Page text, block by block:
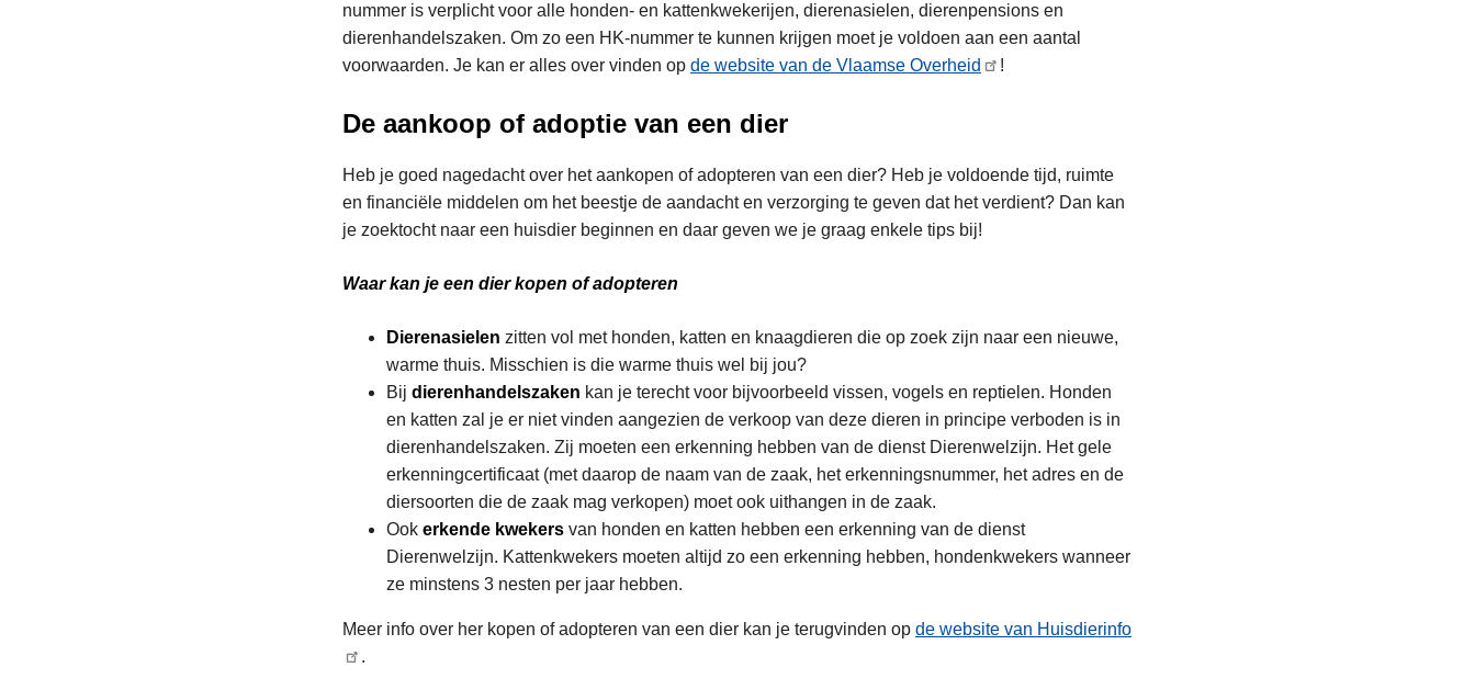
nummer is verplicht voor alle honden- en kattenkwekerijen, dierenasielen, dierenpensions en
dierenhandelszaken. Om zo een HK-nummer te kunnen krijgen moet je voldoen aan een aantal
voorwaarden. Je kan er alles over vinden op de website van de Vlaamse Overheid !
De aankoop of adoptie van een dier
Heb je goed nagedacht over het aankopen of adopteren van een dier? Heb je voldoende tijd, ruimte
en financiële middelen om het beestje de aandacht en verzorging te geven dat het verdient? Dan kan
je zoektocht naar een huisdier beginnen en daar geven we je graag enkele tips bij!
Waar kan je een dier kopen of adopteren
Dierenasielen zitten vol met honden, katten en knaagdieren die op zoek zijn naar een nieuwe,
warme thuis. Misschien is die warme thuis wel bij jou?
Bij dierenhandelszaken kan je terecht voor bijvoorbeeld vissen, vogels en reptielen. Honden
en katten zal je er niet vinden aangezien de verkoop van deze dieren in principe verboden is in
dierenhandelszaken. Zij moeten een erkenning hebben van de dienst Dierenwelzijn. Het gele
erkenningcertificaat (met daarop de naam van de zaak, het erkenningsnummer, het adres en de
diersoorten die de zaak mag verkopen) moet ook uithangen in de zaak.
Ook erkende kwekers van honden en katten hebben een erkenning van de dienst
Dierenwelzijn. Kattenkwekers moeten altijd zo een erkenning hebben, hondenkwekers wanneer
ze minstens 3 nesten per jaar hebben.
Meer info over her kopen of adopteren van een dier kan je terugvinden op de website van Huisdierinfo
.